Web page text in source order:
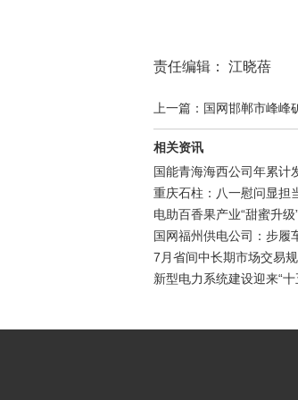
责任编辑： 江晓蓓
上一篇：国网邯郸市峰峰
相关资讯
国能青海海西公司年累计
重庆石柱：八一慰问显担
电助百香果产业“甜蜜升
国网福州供电公司：步履
7月省间中长期市场交易
新型电力系统建设迎来“